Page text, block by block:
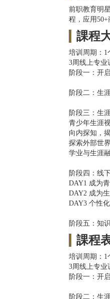
前职教育明
程，应用50+
課程
培训周期：1
3周线上专业
阶段一：开
阶段二：生
阶段三：生
青少年生涯
向内探知，
探索外部世
学业与生涯
阶段四：线
DAY1 成为
DAY2 成为
DAY3 个性
阶段五：知
課程
培训周期：1
3周线上专业
阶段一：开
阶段二：生